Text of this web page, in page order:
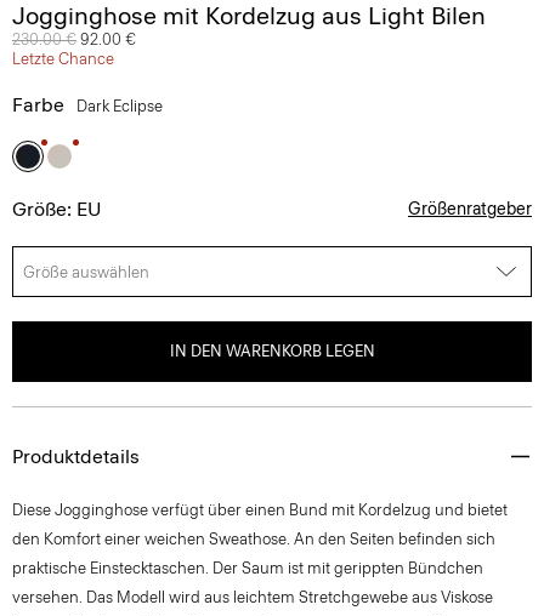
Jogginghose mit Kordelzug aus Light Bilen
Preis reduziert von
230.00 € auf
92.00 €
Letzte Chance
Farbe Dark Eclipse
Größe: EU Größenratgeber
Größe auswählen
IN DEN WARENKORB LEGEN
Produktdetails
Diese Jogginghose verfügt über einen Bund mit Kordelzug und bietet
den Komfort einer weichen Sweathose. An den Seiten befinden sich
praktische Einstecktaschen. Der Saum ist mit gerippten Bündchen
versehen. Das Modell wird aus leichtem Stretchgewebe aus Viskose